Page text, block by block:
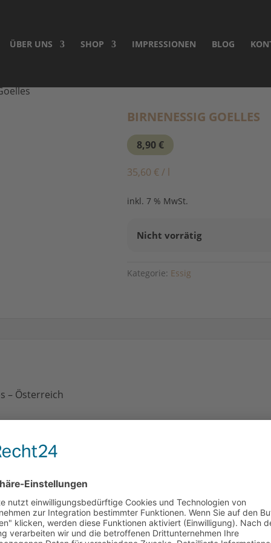
ÜBER UNS SHOP IMPRESSIONEN BLOG
BIRNENESSIG GOELLES
8,90€
35,60 €/ l
inkl. 7 % MwSt.
Nicht vorrätig
Kategorie: Essig
– Österreich